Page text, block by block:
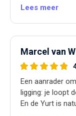
Lees meer
Marcel van
Een aanrader
ligging: je loopt
En de Yurt is